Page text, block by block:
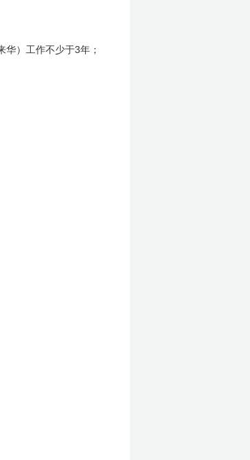
华）工作不少于3年；